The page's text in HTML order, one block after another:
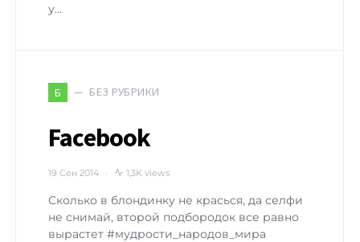
у…
Б БЕЗ РУБРИКИ
Facebook
19 Сен 2014 1,3K views
Сколько в блондинку не красься, да селфи
не снимай, второй подбородок все равно
вырастет #мудрости_народов_мира